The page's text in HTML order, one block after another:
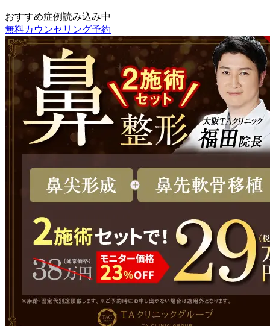
おすすめ症例読み込み中
無料カウンセリング予約